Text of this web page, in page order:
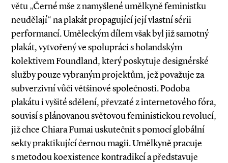
větu „Černé mše z namyšlené umělkyně feministku
neudělají“ na plakát propagující její vlastní sérii
performancí. Uměleckým dílem však byl již samotný
plakát, vytvořený ve spolupráci s holandským
kolektivem Foundland, který poskytuje designérské
služby pouze vybraným projektům, jež považuje za
subverzivní vůči většinové společnosti. Podoba
plakátu i vyšité sdělení, převzaté z internetového fóra,
souvisí s plánovanou světovou feministickou revolucí,
již chce Chiara Fumai uskutečnit s pomocí globální
sekty praktikující černou magii. Umělkyně pracuje
s metodou koexistence kontradikcí a představuje